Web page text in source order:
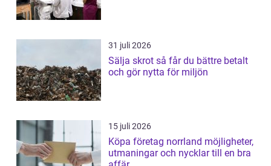
31 juli 2026
Sälja skrot så får du bättre betalt
och gör nytta för miljön
15 juli 2026
Köpa företag norrland möjligheter,
utmaningar och nycklar till en bra